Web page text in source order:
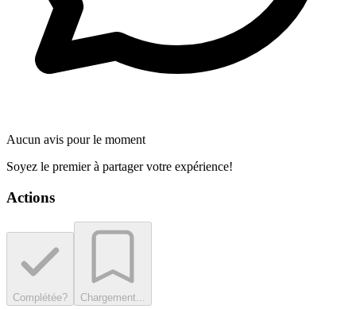
Aucun avis pour le moment
Soyez le premier à partager votre expérience!
Actions
Complétée? Chargement...